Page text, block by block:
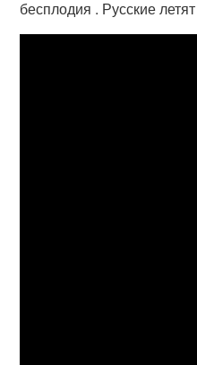
бесплодия . Русские